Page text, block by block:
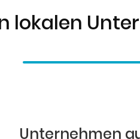
lokalen
Unternehmen